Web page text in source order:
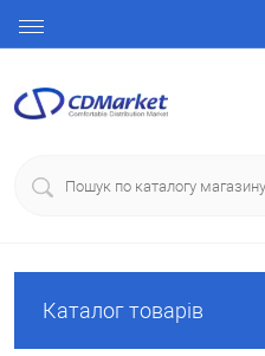
Каталог товарів